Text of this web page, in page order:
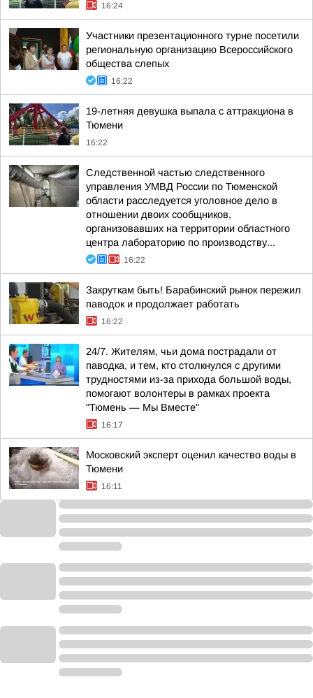
16:24
Участники презентационного турне посетили
региональную организацию Всероссийского
общества слепых
16:22
19-летняя девушка выпала с аттракциона в
Тюмени
16:22
Следственной частью следственного
управления УМВД России по Тюменской
области расследуется уголовное дело в
отношении двоих сообщников,
организовавших на территории областного
центра лабораторию по производству...
16:22
Закруткам быть! Барабинский рынок пережил
паводок и продолжает работать
16:22
24/7. Жителям, чьи дома пострадали от
паводка, и тем, кто столкнулся с другими
трудностями из-за прихода большой воды,
помогают волонтеры в рамках проекта
"Тюмень — Мы Вместе"
16:17
Московский эксперт оценил качество воды в
Тюмени
16:11